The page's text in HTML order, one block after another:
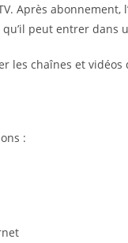
Après
peut entrer dans
les chaînes et
: